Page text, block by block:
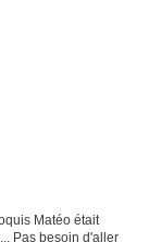
Matéo était
Pas besoin d'aller